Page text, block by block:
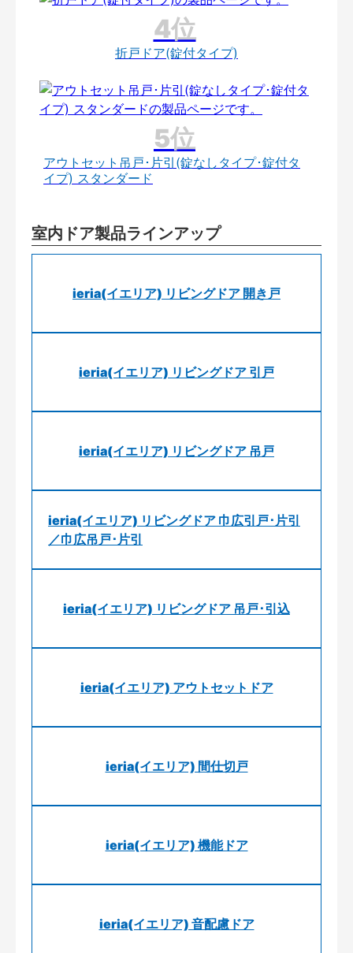
折戸ドア(錠付タイプ)
アウトセット吊戸･片引(錠なしタイプ･錠付タ
イプ) スタンダード
室内ドア製品ラインアップ
ieria(イエリア) リビングドア 開き戸
ieria(イエリア) リビングドア 引戸
ieria(イエリア) リビングドア 吊戸
ieria(イエリア) リビングドア 巾広引戸･片引
／巾広吊戸･片引
ieria(イエリア) リビングドア 吊戸･引込
ieria(イエリア) アウトセットドア
ieria(イエリア) 間仕切戸
ieria(イエリア) 機能ドア
ieria(イエリア) 音配慮ドア